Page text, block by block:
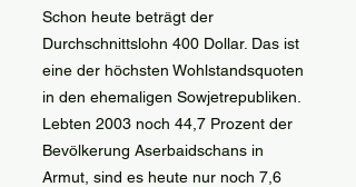
Schon heute beträgt der
Durchschnittslohn 400 Dollar. Das ist
eine der höchsten Wohlstandsquoten
in den ehemaligen Sowjetrepubliken.
Lebten 2003 noch 44,7 Prozent der
Bevölkerung Aserbaidschans in
Armut, sind es heute nur noch 7,6